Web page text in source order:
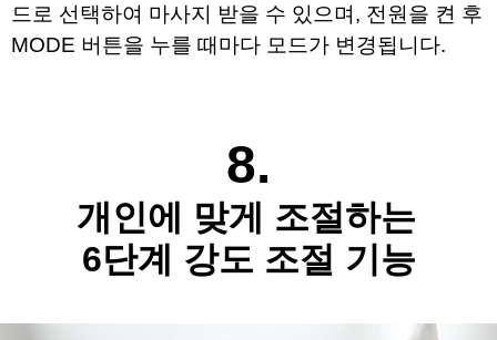
드로 선택하여 마사지 받을 수 있으며, 전원을 켠 후
MODE 버튼을 누를 때마다 모드가 변경됩니다.
8.
개인에 맞게 조절하는
6단계 강도 조절 기능